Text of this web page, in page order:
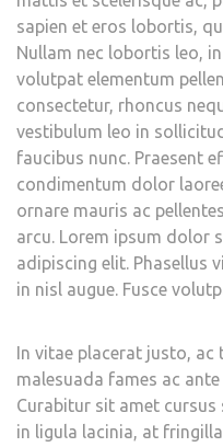
sapien et eros lobortis,
Nullam nec lobortis leo,
volutpat elementum
consectetur, rhoncus
vestibulum leo in
faucibus nunc. Praesent
condimentum dolor
ornare mauris ac
arcu. Lorem ipsum dolor
adipiscing elit. Phasellus
in nisl augue. Fusce
In vitae placerat justo,
malesuada fames ac
Curabitur sit amet
in ligula lacinia, at